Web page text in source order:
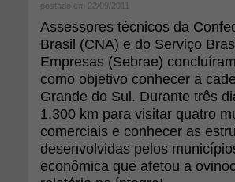
postado em 22/09/2011
Assessores técnicos da
Brasil (CNA) e do Serviço
Empresas (Sebrae)
como objetivo conhecer a
Grande do Sul. Durante três
1.300 km para visitar quatro
comerciais e conhecer as
desenvolvidas pelos
econômica que afetou a